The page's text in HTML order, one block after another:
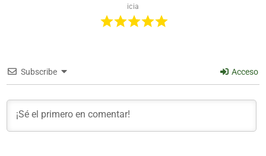
icia
Subscribe Acceso